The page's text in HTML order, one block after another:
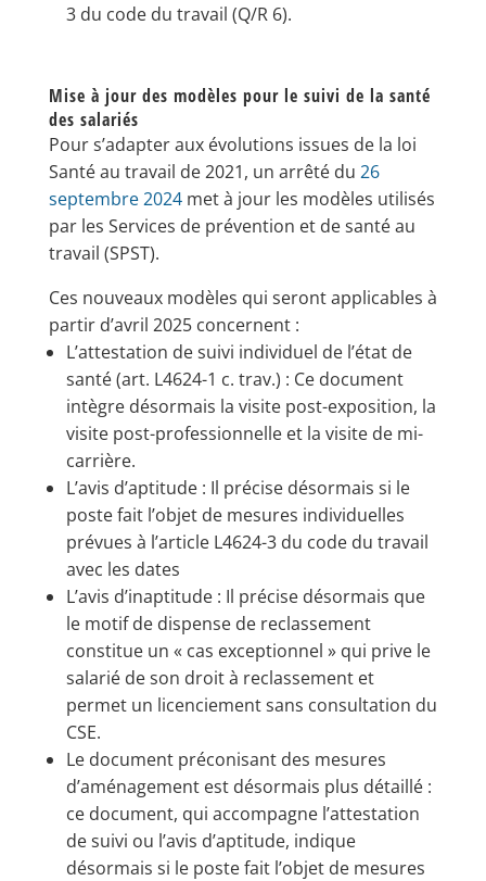
3 du code du travail (Q/R 6).
Mise à jour des modèles pour le suivi de la santé
des salariés
Pour s’adapter aux évolutions issues de la loi
Santé au travail de 2021, un arrêté du 26
septembre 2024 met à jour les modèles utilisés
par les Services de prévention et de santé au
travail (SPST).
Ces nouveaux modèles qui seront applicables à
partir d’avril 2025 concernent :
L’attestation de suivi individuel de l’état de
santé (art. L4624-1 c. trav.) : Ce document
intègre désormais la visite post-exposition, la
visite post-professionnelle et la visite de mi-
carrière.
L’avis d’aptitude : Il précise désormais si le
poste fait l’objet de mesures individuelles
prévues à l’article L4624-3 du code du travail
avec les dates
L’avis d’inaptitude : Il précise désormais que
le motif de dispense de reclassement
constitue un « cas exceptionnel » qui prive le
salarié de son droit à reclassement et
permet un licenciement sans consultation du
CSE.
Le document préconisant des mesures
d’aménagement est désormais plus détaillé :
ce document, qui accompagne l’attestation
de suivi ou l’avis d’aptitude, indique
désormais si le poste fait l’objet de mesures